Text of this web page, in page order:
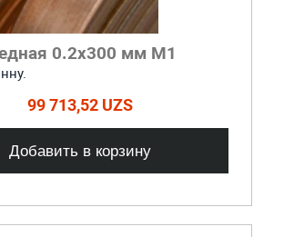
0.2x300 мм М1
99 713,52 UZS
Добавить в корзину